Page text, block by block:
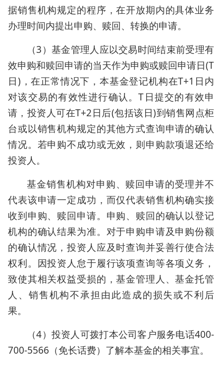
据销售机构规定的程序，在开放期内的具体业务
办理时间内提出申购、赎回、转换的申请。
（3）基金管理人应以交易时间结束前受理有
效申购和赎回申请的当天作为申购或赎回申请日(T
日)，在正常情况下，本基金登记机构在T+1日内
对该交易的有效性进行确认。T日提交的有效申
请，投资人可在T+2日后(包括该日)到销售网点柜
台或以销售机构规定的其他方式查询申请的确认
情况。若申购不成功或无效，则申购款项退还给
投资人。
基金销售机构对申购、赎回申请的受理并不
代表该申请一定成功，而仅代表销售机构确实接
收到申购、赎回申请。申购、赎回的确认以登记
机构的确认结果为准。对于申购申请及申购份额
的确认情况，投资人应及时查询并妥善行使合法
权利。因投资人怠于履行该项查询等各项义务，
致使其相关权益受损的，基金管理人、基金托管
人、销售机构不承担由此造成的损失或不利后
果。
（4）投资人可拨打本公司客户服务电话400-
700-5566（免长话费）了解本基金的相关事宜。